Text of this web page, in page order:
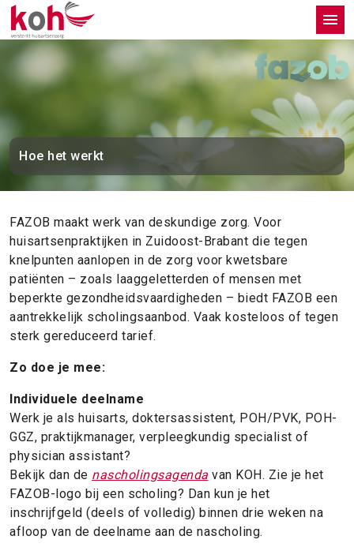
Hoe het werkt
FAZOB maakt werk van deskundige zorg. Voor
huisartsenpraktijken in Zuidoost-Brabant die tegen
knelpunten aanlopen in de zorg voor kwetsbare
patiënten – zoals laaggeletterden of mensen met
beperkte gezondheidsvaardigheden – biedt FAZOB een
aantrekkelijk scholingsaanbod. Vaak kosteloos of tegen
sterk gereduceerd tarief.
Zo doe je mee:
Individuele deelname
Werk je als huisarts, doktersassistent, POH/PVK, POH-
GGZ, praktijkmanager, verpleegkundig specialist of
physician assistant?
Bekijk dan de nascholingsagenda van KOH. Zie je het
FAZOB-logo bij een scholing? Dan kun je het
inschrijfgeld (deels of volledig) binnen drie weken na
afloop van de deelname aan de nascholing.